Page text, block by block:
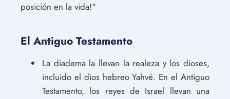
posición en la vida!"
El Antiguo Testamento
La diadema la llevan la realeza y los dioses,
incluido el dios hebreo Yahvé. En el Antiguo
Testamento, los reyes de Israel llevan una